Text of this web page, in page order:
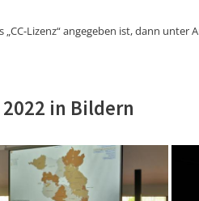
Lizenz“ angegeben ist, dann unter
2022 in Bildern